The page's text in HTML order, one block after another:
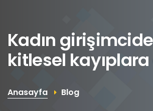
Kadın
kitlesel
Anasayfa Blog